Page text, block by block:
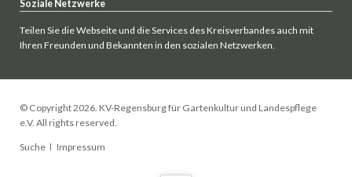
Soziale Netzwerke
Teilen Sie die Webseite und die Services des Kreisverbandes auch mit
Ihren Freunden und Bekannten in den sozialen Netzwerken.
© Copyright 2026. KV-Regensburg für Gartenkultur und Landespflege
e.V. All rights reserved.
Navigation
Suche Impressum